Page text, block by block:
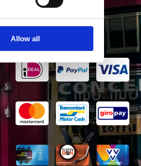
Allow all
wij accepteren